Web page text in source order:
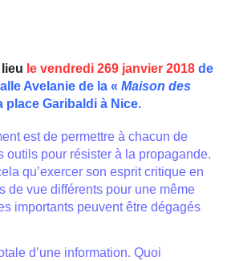
le vendredi 269 janvier 2018 de
Avelanie de la « Maison des
place Garibaldi à Nice.
est de permettre à chacun de
outils pour résister à la propagande.
qu’exercer son esprit critique en
de vue différents pour une même
importants peuvent être dégagés
d’une information. Quoi